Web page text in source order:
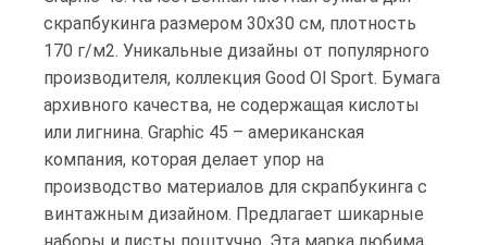
скрапбукинга размером 30х30 см, плотность
170 г/м2. Уникальные дизайны от популярного
производителя, коллекция Good Ol Sport. Бумага
архивного качества, не содержащая кислоты
или лигнина. Graphic 45 – американская
компания, которая делает упор на
производство материалов для скрапбукинга с
винтажным дизайном. Предлагает шикарные